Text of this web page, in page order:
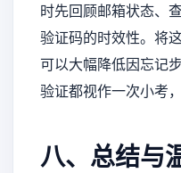
时先回顾邮箱状态、
验证码的时效性。将
可以大幅降低因忘记
验证都视作一次小考
八、总结与